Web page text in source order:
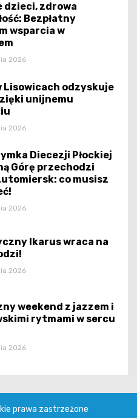
dzieci, zdrowa
Bezpłatny
wsparcia w
2026
Lisowicach odzyskuje
unijnemu
2026
Diecezji Płockiej
Górę przechodzi
co musisz
2026
Ikarus wraca na
2026
weekend z jazzem i
rytmami w sercu
2026
prawa zastrzeżone